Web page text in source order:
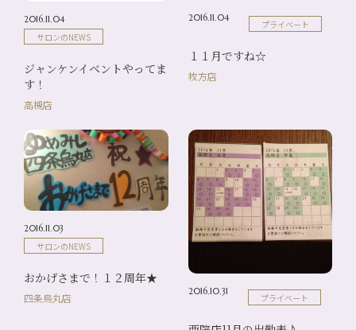
2016.11.04
サロンのNEWS
ジャンケンイベントやってま
す！
高槻店
2016.11.04
プライベート
１１月ですね☆
枚方店
2016.11.03
サロンのNEWS
おかげさまで！１２周年★
四条烏丸店 2016.10.31
プライベート